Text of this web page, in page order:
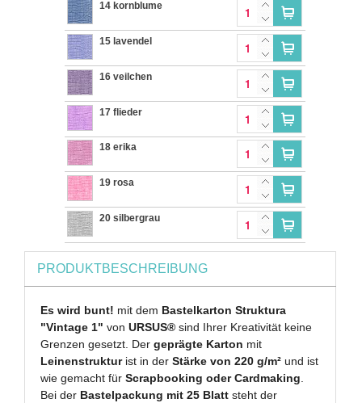
14 kornblume
15 lavendel
16 veilchen
17 flieder
18 erika
19 rosa
20 silbergrau
PRODUKTBESCHREIBUNG
Es wird bunt! mit dem Bastelkarton Struktura
"Vintage 1" vonURSUS® sind Ihrer Kreativität keine
Grenzen gesetzt. Dergeprägte Karton mit
Leinenstrukturist in derStärke von 220 g/m² und ist
wie gemacht fürScrapbooking oder Cardmaking.
Bei der Bastelpackung mit 25 Blatt steht der